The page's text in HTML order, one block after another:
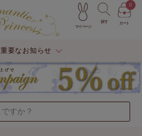
マイページ
探す カート
0
重要なお知らせ